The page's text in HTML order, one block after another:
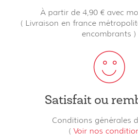
À partir de 4,90 € avec
( Livraison en france
encombrants )
Satisfait ou
Conditions générales
( Voir nos